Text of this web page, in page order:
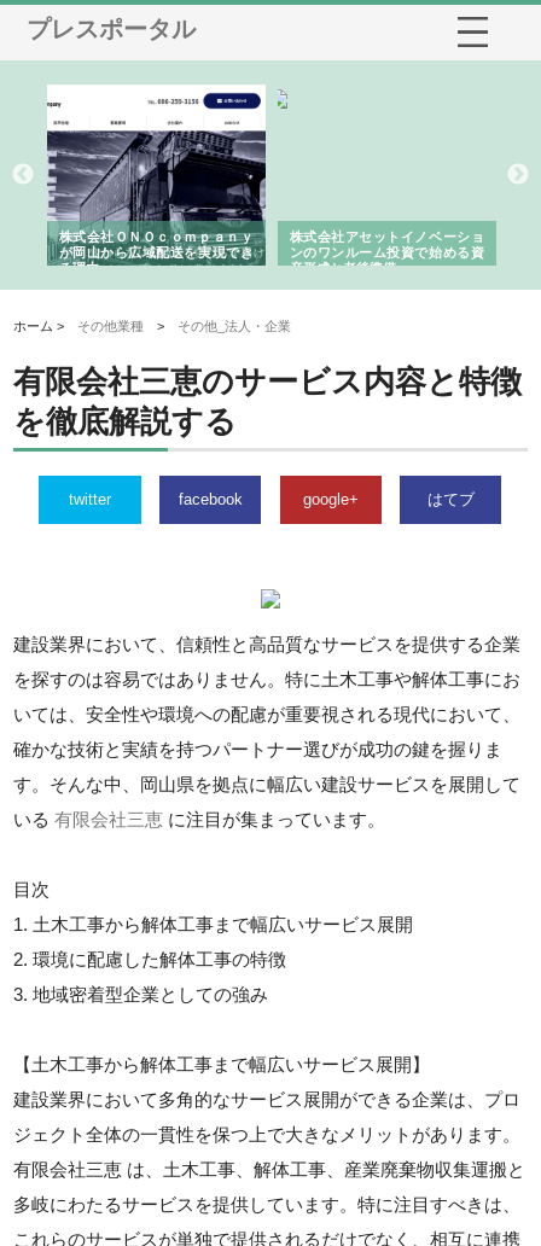
プレスポータル
株式会社ＯＮＯｃｏｍｐａｎｙ
が岡山から広域配送を実現でき
る理由
株式会社アセットイノベーショ
ンのワンルーム投資で始める資
産形成と老後準備
ホーム > その他業種 > その他_法人・企業
有限会社三恵のサービス内容と特徴
を徹底解説する
twitter facebook google+ はてブ
建設業界において、信頼性と高品質なサービスを提供する企業
を探すのは容易ではありません。特に土木工事や解体工事にお
いては、安全性や環境への配慮が重要視される現代において、
確かな技術と実績を持つパートナー選びが成功の鍵を握りま
す。そんな中、岡山県を拠点に幅広い建設サービスを展開して
いる有限会社三恵 に注目が集まっています。
目次
1. 土木工事から解体工事まで幅広いサービス展開
2. 環境に配慮した解体工事の特徴
3. 地域密着型企業としての強み
【土木工事から解体工事まで幅広いサービス展開】
建設業界において多角的なサービス展開ができる企業は、プロ
ジェクト全体の一貫性を保つ上で大きなメリットがあります。
有限会社三恵 は、土木工事、解体工事、産業廃棄物収集運搬と
多岐にわたるサービスを提供しています。特に注目すべきは、
これらのサービスが単独で提供されるだけでなく、相互に連携